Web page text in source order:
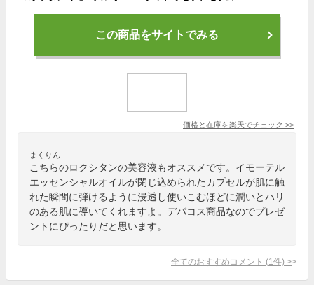
この商品をサイトでみる
価格と在庫を楽天でチェック >>
まくりん
こちらのロクシタンの美容液もオススメです。イモーテル
エッセンシャルオイルが閉じ込められたカプセルが肌に触
れた瞬間に弾けるように浸透し使いこむほどに潤いとハリ
のある肌に導いてくれますよ。デパコス商品なのでプレゼ
ントにぴったりだと思います。
全てのおすすめコメント (1 件) >